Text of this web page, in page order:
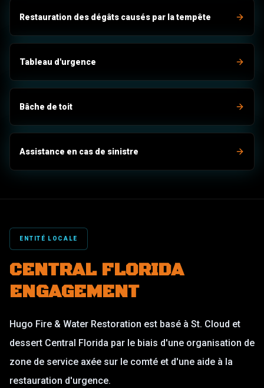
Restauration des dégâts causés par la tempête
Tableau d'urgence
Bâche de toit
Assistance en cas de sinistre
ENTITÉ LOCALE
CENTRAL FLORIDA
ENGAGEMENT
Hugo Fire & Water Restoration est basé à St. Cloud et
dessert Central Florida par le biais d'une organisation de
zone de service axée sur le comté et d'une aide à la
restauration d'urgence.